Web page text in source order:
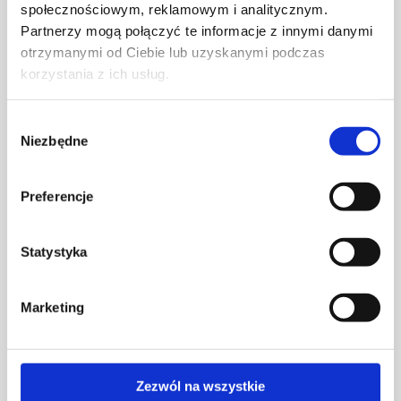
społecznościowym, reklamowym i analitycznym.
Partnerzy mogą połączyć te informacje z innymi danymi
otrzymanymi od Ciebie lub uzyskanymi podczas
korzystania z ich usług.
zgody
Niezbędne
Preferencje
Statystyka
Marketing
Zezwól na wszystkie
Karolina Zagrodzka – projektantka wnętrz, blogerka
oraz influencerka. Prowadzi studio projektowania
wnętrz HOUSE LOVES, szkolenia dla początkujących
projektantów, tworzy również własne produkty do